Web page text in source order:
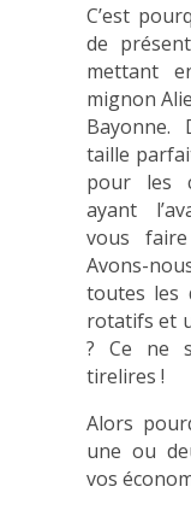
C’est
de
mettant
mignon
Bayonne.
taille
pour les
ayant
vous
Avons-
toutes les
rotatifs et
? Ce ne
tirelires !
Alors
une ou
vos